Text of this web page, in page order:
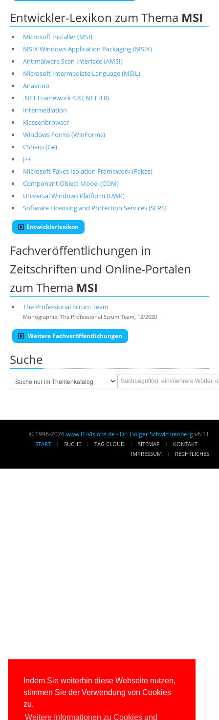
Indem Sie weiterhin diese Webseite nutzen,
stimmen Sie der Verwendung von Cookies
zu.
Weitere Informationen zu Cookies und
Entwickler-Lexikon zum Thema MSI
Microsoft Installer (MSI)
MSIX Windows Application Packaging (MSIX)
Antimalware Scan Interface (AMSI)
Microsoft Intermediate Language (MSIL)
Anakrino
.NET Framework 4.8 (.NET 4.8)
Intermediation
Klassenbrowser
Windows Forms (WinForms)
CSharp (C#)
J++
Microsoft Fakes Isolation Framework (Fakes)
Component Object Model (COM)
Universal Windows Platform (UWP)
Software Licensing and Protection Services (SLPS)
Entwicklerlexikon
Fachveröffentlichungen in
Zeitschriften und Online-Portalen
zum Thema MSI
The Professional Scrum Team
Monographie: The Professional Scrum Team, 12/2020
Weitere Fachveröffentlichungen
Suche
© 1996-2026www.IT-Visions.de - Dr. Holger Schwichtenbergv6.11
START SUCHE TAG CLOUD SITEMAP
KONTAKT
IMPRESSUM
RECHTLICHES